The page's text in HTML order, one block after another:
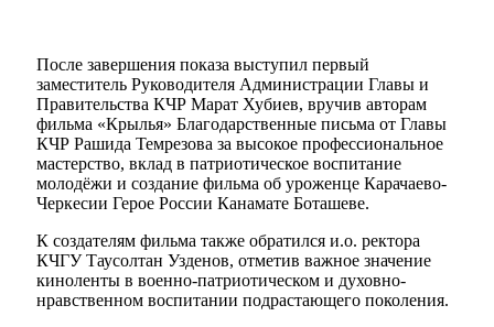
После завершения показа выступил первый
заместитель Руководителя Администрации Главы и
Правительства КЧР Марат Хубиев, вручив авторам
фильма «Крылья» Благодарственные письма от Главы
КЧР Рашида Темрезова за высокое профессиональное
мастерство, вклад в патриотическое воспитание
молодёжи и создание фильма об уроженце Карачаево-
Черкесии Герое России Канамате Боташеве.
К создателям фильма также обратился и.о. ректора
КЧГУ Таусолтан Узденов, отметив важное значение
киноленты в военно-патриотическом и духовно-
нравственном воспитании подрастающего поколения.
Туризм